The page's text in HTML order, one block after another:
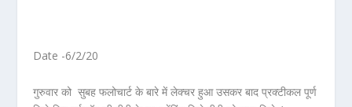
Date -6/2/20
गुरुवार को सुबह फलोचार्ट के बारे में लेक्चर हुआ उसकर बाद प्रक्टीकल पूर्ण